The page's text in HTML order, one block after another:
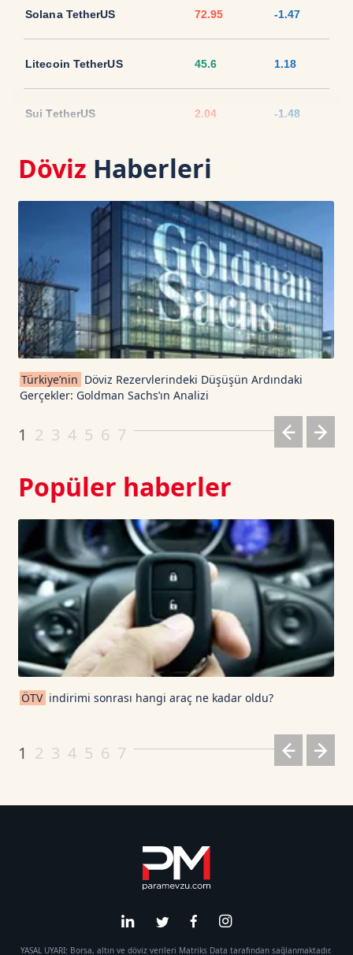
Solana TetherUS 72.95 -1.47
Litecoin TetherUS 45.6 1.18
Sui TetherUS 2.04 -1.48
Ripple TetherUS 1.0269
USD Coin TetherUS 1.0007
USDT 1.0003 0
TRON TetherUS 0.327 0.18
Cardano TetherUS 0.203 7.36
Döviz Haberleri
Türkiye’nin Döviz Rezervlerindeki Düşüşün Ardındaki
Gerçekler: Goldman Sachs’ın Analizi
1 2 3 4 5 6 7
Popüler haberler
ÖTV indirimi sonrası hangi araç ne kadar oldu?
1 2 3 4 5 6 7
YASAL UYARI: Borsa, altın ve döviz verileri Matriks Data tarafından sağlanmaktadır.